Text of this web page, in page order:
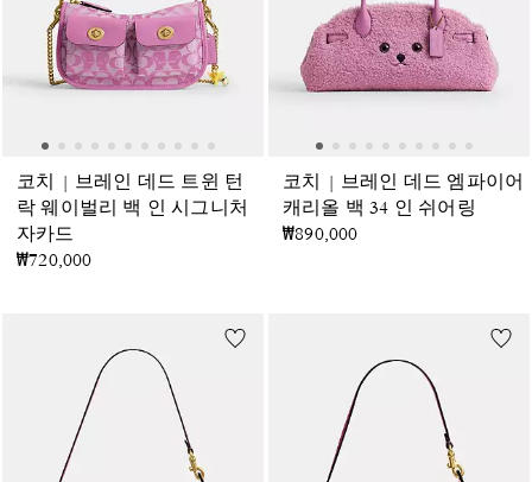
코치 | 브레인 데드 트윈 턴
락 웨이벌리 백 인 시그니처
자카드
₩720,000
코치 | 브레인 데드 엠파이어
캐리올 백 34 인 쉬어링
₩890,000